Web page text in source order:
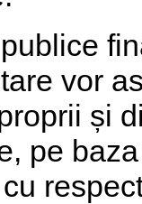
vor
și
pe